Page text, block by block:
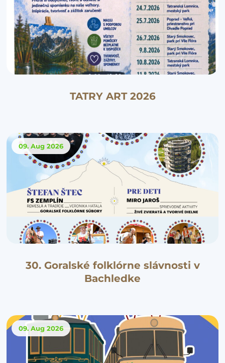
TATRY ART 2026
09. Aug 2026
30. Goralské folklórne slávnosti v
Bachledke
09. Aug 2026